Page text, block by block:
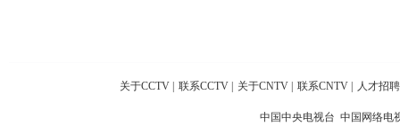
关于CCTV 联系CCTV 关于CNTV 联系CNTV 人才招聘
中国中央电视台 中国网络电